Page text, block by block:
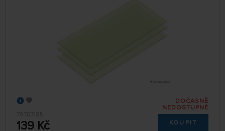
79787185
139 Kč
DOČASNĚ
NEDOSTUPNÉ
KOUPIT